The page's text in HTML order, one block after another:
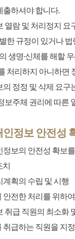
출하셔야 합니다.
람 및 처리정지 요
한 규정이 있거나
생명∙신체를 해할
처리하지 아니하면
정정 및 삭제 요구
주체 권리에 따른
인정보 안전성
정보의 안전성 확보
획의 수립 및 시행
안전한 처리를 위하
취급 직원의 최소화
취급하는 직원을 지